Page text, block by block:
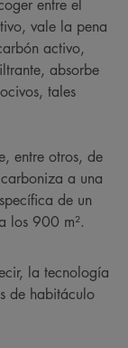
entre el
vale la pena
activo,
absorbe
tales
entre otros, de
a una
de un
los 900 m².
la tecnología
de habitáculo